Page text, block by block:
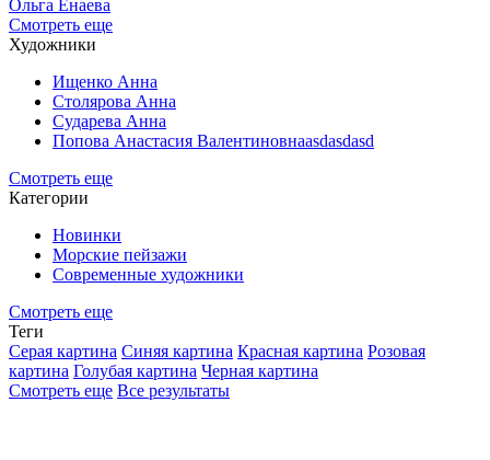
Ольга Енаева
Смотреть еще
Художники
Ищенко Анна
Столярова Анна
Сударева Анна
Попова Анастасия Валентиновнаasdasdasd
Смотреть еще
Категории
Новинки
Морские пейзажи
Современные художники
Смотреть еще
Теги
Серая картина Синяя картина Красная картина Розовая
картина Голубая картина Черная картина
Смотреть еще Все результаты